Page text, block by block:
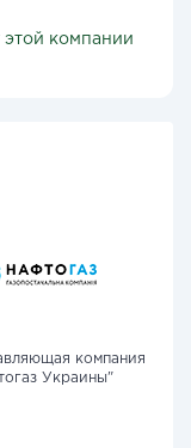
этой компании
компания
Украины"